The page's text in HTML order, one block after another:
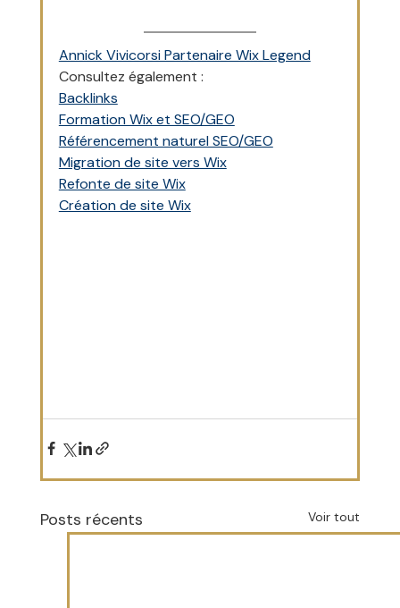
Annick Vivicorsi Partenaire Wix Legend
Consultez également :
Backlinks
Formation Wix et SEO/GEO
Référencement naturel SEO/GEO
Migration de site vers Wix
Refonte de site Wix
Création de site Wix
Posts récents Voir tout